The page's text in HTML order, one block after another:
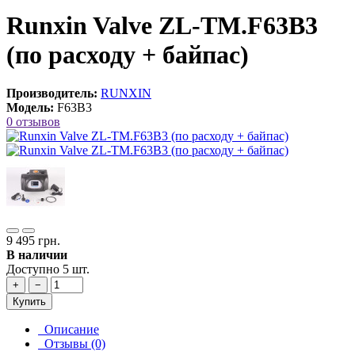
Runxin Valve ZL-TM.F63B3
(по расходу + байпас)
Производитель: RUNXIN
Модель: F63B3
0 отзывов
9 495 грн.
В наличии
Доступно 5 шт.
+
−
Купить
Описание
Отзывы (0)